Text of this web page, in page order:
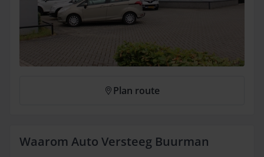
Plan route
Waarom Auto Versteeg Buurman